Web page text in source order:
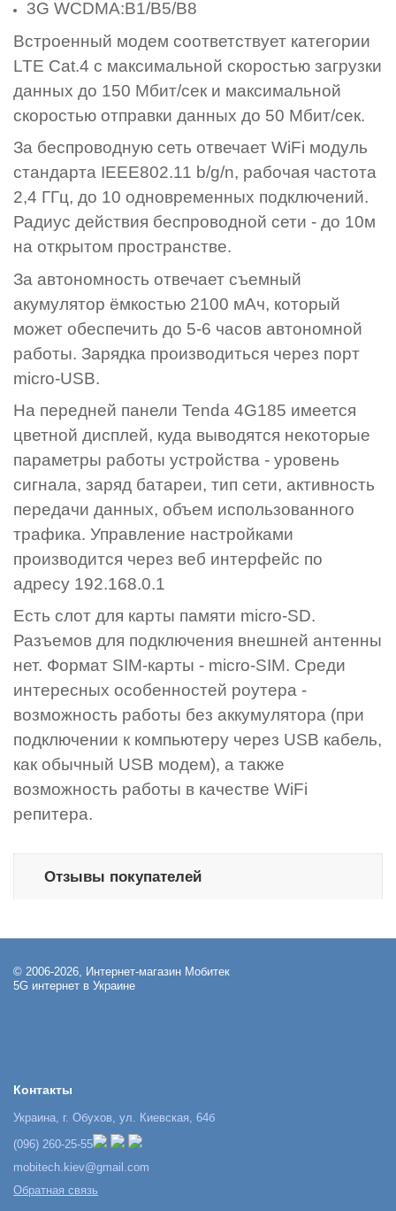
3G WCDMA:B1/B5/B8
Встроенный модем соответствует категории
LTE Cat.4 с максимальной скоростью загрузки
данных до 150 Мбит/сек и максимальной
скоростью отправки данных до 50 Мбит/сек.
За беспроводную сеть отвечает WiFi модуль
стандарта IEEE802.11 b/g/n, рабочая частота
2,4 ГГц, до 10 одновременных подключений.
Радиус действия беспроводной сети - до 10м
на открытом пространстве.
За автономность отвечает съемный
акумулятор ёмкостью 2100 мАч, который
может обеспечить до 5-6 часов автономной
работы. Зарядка производиться через порт
micro-USB.
На передней панели Tenda 4G185 имеется
цветной дисплей, куда выводятся некоторые
параметры работы устройства - уровень
сигнала, заряд батареи, тип сети, активность
передачи данных, объем использованного
трафика. Управление настройками
производится через веб интерфейс по
адресу 192.168.0.1
Есть слот для карты памяти micro-SD.
Разъемов для подключения внешней антенны
нет. Формат SIM-карты - micro-SIM. Среди
интересных особенностей роутера -
возможность работы без аккумулятора (при
подключении к компьютеру через USB кабель,
как обычный USB модем), а также
возможность работы в качестве WiFi
репитера.
Отзывы покупателей
© 2006-2026, Интернет-магазин Мобитек
5G интернет в Украине
Контакты
Украина, г. Обухов, ул. Киевская, 64б
(096) 260-25-55
mobitech.kiev@gmail.com
Обратная связь